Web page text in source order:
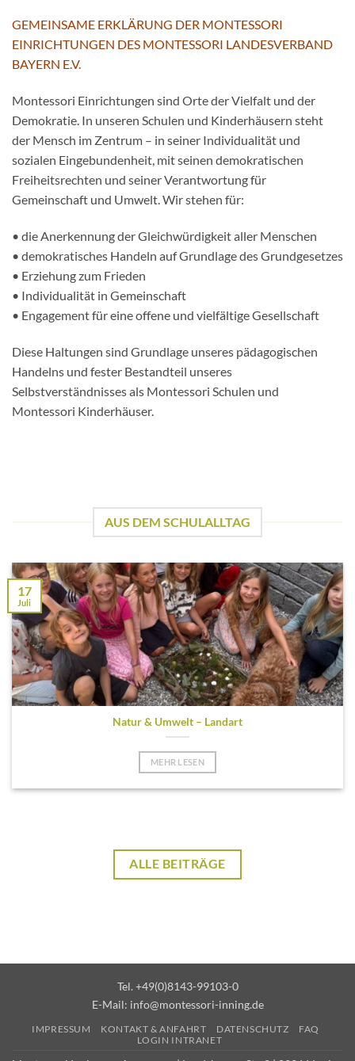
GEMEINSAME ERKLÄRUNG DER MONTESSORI
EINRICHTUNGEN DES MONTESSORI LANDESVERBAND
BAYERN E.V.
Montessori Einrichtungen sind Orte der Vielfalt und der
Demokratie. In unseren Schulen und Kinderhäusern steht
der Mensch im Zentrum – in seiner Individualität und
sozialen Eingebundenheit, mit seinen demokratischen
Freiheitsrechten und seiner Verantwortung für
Gemeinschaft und Umwelt. Wir stehen für:
• die Anerkennung der Gleichwürdigkeit aller Menschen
• demokratisches Handeln auf Grundlage des Grundgesetzes
• Erziehung zum Frieden
• Individualität in Gemeinschaft
• Engagement für eine offene und vielfältige Gesellschaft
Diese Haltungen sind Grundlage unseres pädagogischen
Handelns und fester Bestandteil unseres
Selbstverständnisses als Montessori Schulen und
Montessori Kinderhäuser.
AUS DEM SCHULALLTAG
Natur & Umwelt – Landart
MEHR LESEN
17
Juli
ALLE BEITRÄGE
Tel. +49(0)8143-99103-0
E-Mail: info@montessori-inning.de
IMPRESSUM KONTAKT & ANFAHRT DATENSCHUTZ
FAQ
LOGIN INTRANET